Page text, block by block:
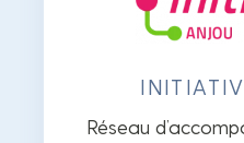
Réseau